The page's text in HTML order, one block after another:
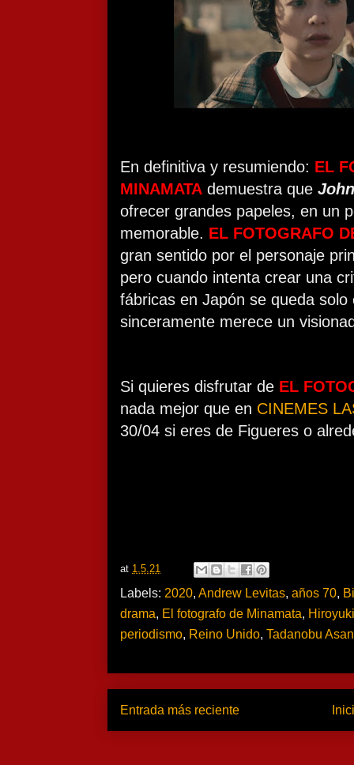
En definitiva y resumiendo: EL
MINAMATA demuestra que
ofrecer grandes papeles, en un
memorable. EL FOTOGRAFO
gran sentido por el personaje
pero cuando intenta crear una
fábricas en Japón se queda
sinceramente merece un
Si quieres disfrutar de EL
nada mejor que en CINEMES
30/04 si eres de Figueres o
at 1.5.21
Labels: 2020, Andrew Levitas, años 70,
drama, El fotografo de Minamata,
periodismo, Reino Unido, Tadanobu
Entrada más reciente